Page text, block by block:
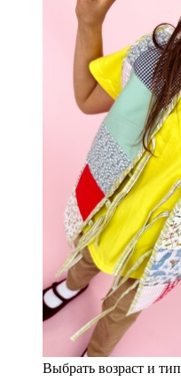
Выбрать возраст и